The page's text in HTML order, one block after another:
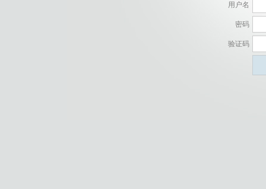
用户名
密码
验证码